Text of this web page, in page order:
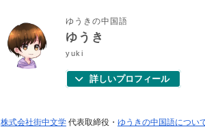
ゆうきの中国語
ゆうき
yuki
詳しいプロフィール
株式会社街中文学代表取締役・ ゆうきの中国語につい